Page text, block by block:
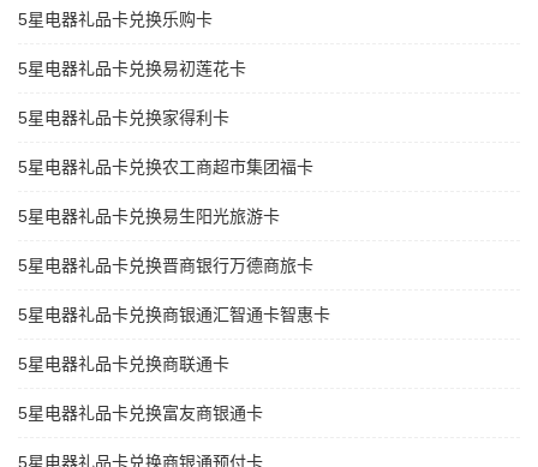
5星电器礼品卡兑换乐购卡
5星电器礼品卡兑换易初莲花卡
5星电器礼品卡兑换家得利卡
5星电器礼品卡兑换农工商超市集团福卡
5星电器礼品卡兑换易生阳光旅游卡
5星电器礼品卡兑换晋商银行万德商旅卡
5星电器礼品卡兑换商银通汇智通卡智惠卡
5星电器礼品卡兑换商联通卡
5星电器礼品卡兑换富友商银通卡
5星电器礼品卡兑换商银通预付卡